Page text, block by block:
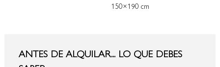
150×190 cm
ANTES DE ALQUILAR... LO QUE DEBES